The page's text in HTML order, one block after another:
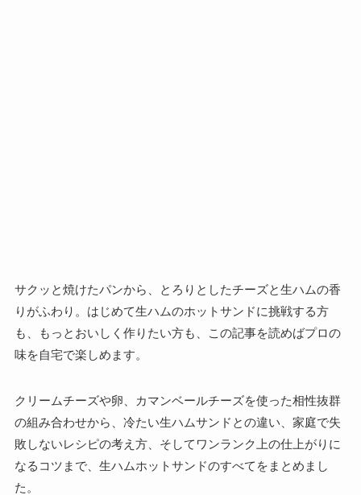
サクッと焼けたパンから、とろりとしたチーズと生ハムの香
りがふわり。はじめて生ハムのホットサンドに挑戦する方
も、もっとおいしく作りたい方も、この記事を読めばプロの
味を自宅で楽しめます。
クリームチーズや卵、カマンベールチーズを使った相性抜群
の組み合わせから、冷たい生ハムサンドとの違い、家庭で失
敗しないレシピの考え方、そしてワンランク上の仕上がりに
なるコツまで、生ハムホットサンドのすべてをまとめまし
た。